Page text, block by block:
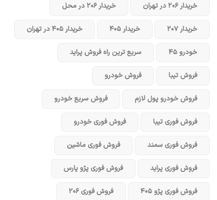
خریدار ۲۰۶ در تهران خریدار ۲۰۶ در محل
خریدار ۲۰۷ خریدار ۴۰۵ خریدار ۴۰۵ در تهران
خودرو ۴۵ سریع ترین راه فروش پراید
فروش تیبا فروش خودرو
فروش خودرو پول لازم فروش سریع خودرو
فروش فوری تیبا فروش فوری خودرو
فروش فوری سمند فروش فوری ماشین
فروش فوری پراید فروش فوری پژو پارس
فروش فوری پژو ۴۰۵ فروش فوری ۲۰۶